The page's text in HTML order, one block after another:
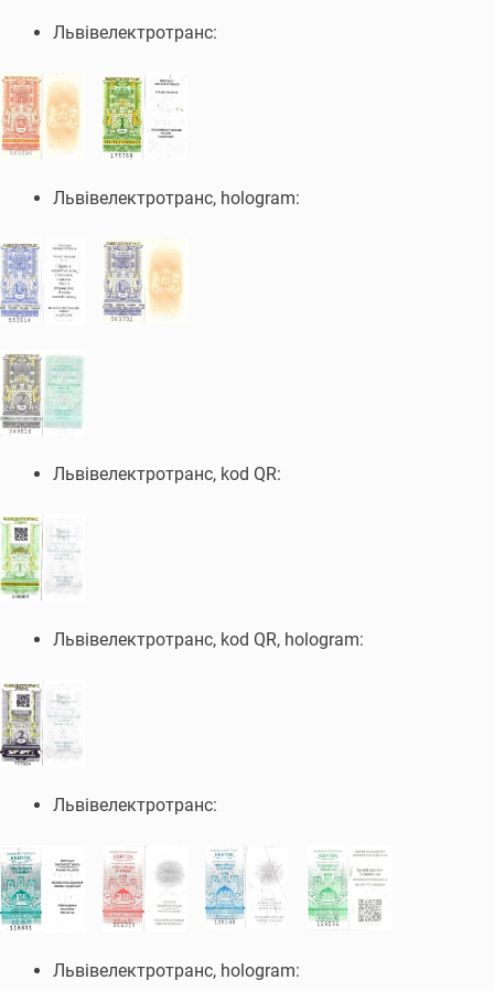
Львівелектротранс:
Львівелектротранс, hologram:
Львівелектротранс, kod QR:
Львівелектротранс, kod QR, hologram:
Львівелектротранс:
Львівелектротранс, hologram: